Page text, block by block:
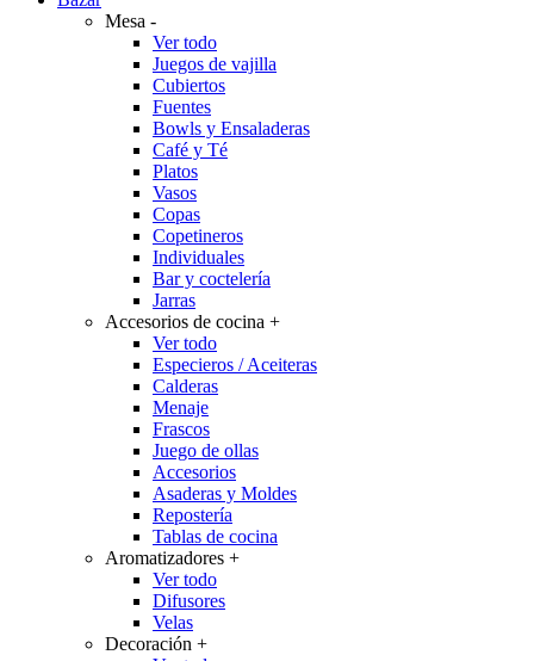
Mesa -
Ver todo
Juegos de vajilla
Cubiertos
Fuentes
Bowls y Ensaladeras
Café y Té
Platos
Vasos
Copas
Copetineros
Individuales
Bar y coctelería
Jarras
Accesorios de cocina +
Ver todo
Especieros / Aceiteras
Calderas
Menaje
Frascos
Juego de ollas
Accesorios
Asaderas y Moldes
Repostería
Tablas de cocina
Aromatizadores +
Ver todo
Difusores
Velas
Decoración +